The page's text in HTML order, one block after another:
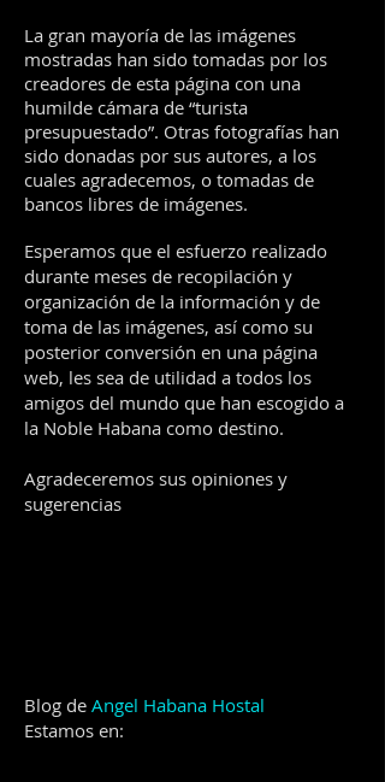
La gran mayoría de las imágenes
mostradas han sido tomadas por los
creadores de esta página con una
humilde cámara de “turista
presupuestado”. Otras fotografías han
sido donadas por sus autores, a los
cuales agradecemos, o tomadas de
bancos libres de imágenes.
Esperamos que el esfuerzo realizado
durante meses de recopilación y
organización de la información y de
toma de las imágenes, así como su
posterior conversión en una página
web, les sea de utilidad a todos los
amigos del mundo que han escogido a
la Noble Habana como destino.
Agradeceremos sus opiniones y
sugerencias
Blog de Angel Habana Hostal
Estamos en: